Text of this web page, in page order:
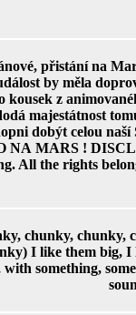
přistání na
by měla
kousek z
majestátnost
dobýt celou
NA MARS !
All the rights
chunky, chunky,
I like them big,
something,